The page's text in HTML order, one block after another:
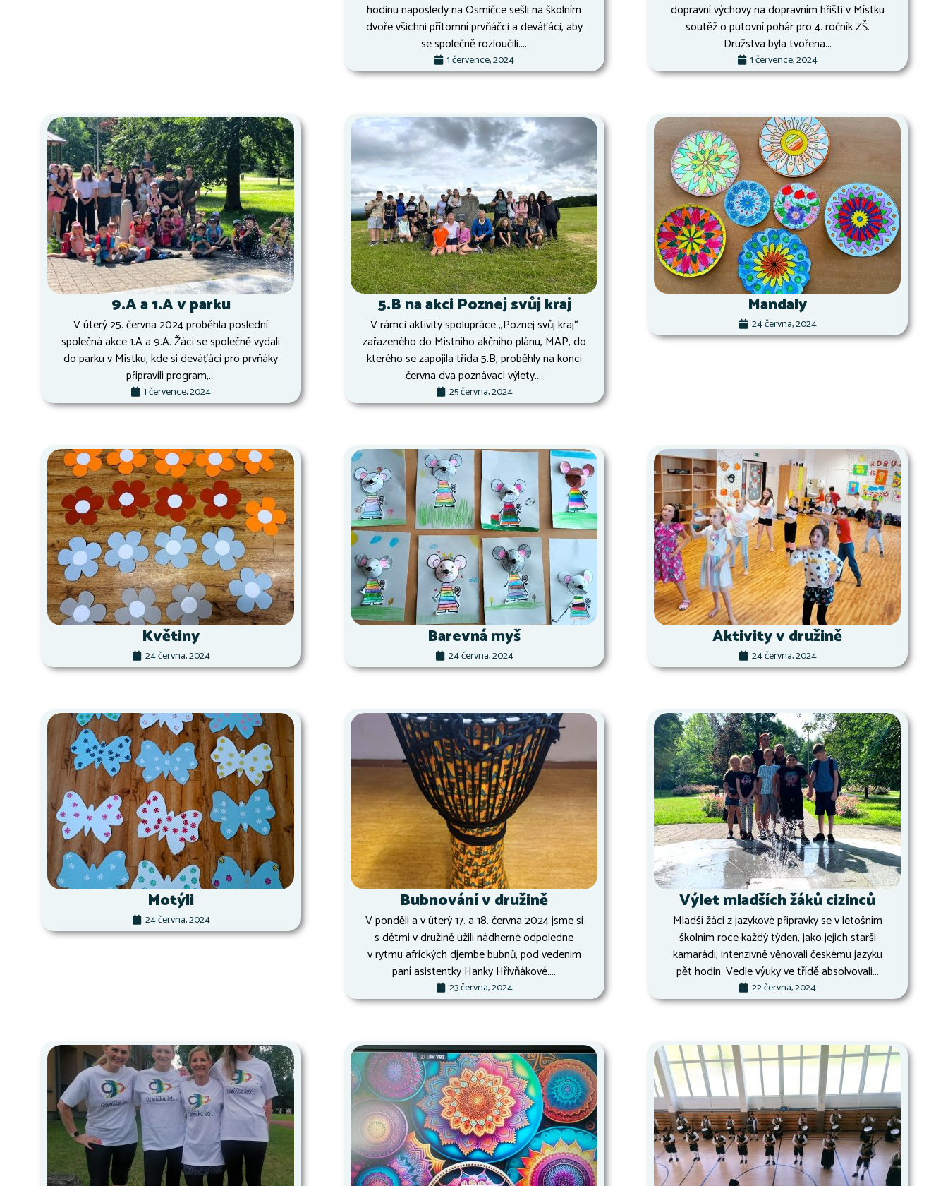
hodinu naposledy na Osmičce sešli na školním
dvoře všichni přítomní prvňáčci a deváťáci, aby
se společně rozloučili....
1 července, 2024
dopravní výchovy na dopravním hřišti v Místku
soutěž o putovní pohár pro 4. ročník ZŠ.
Družstva byla tvořena...
1 července, 2024
9.A a 1.A v parku
V úterý 25. června 2024 proběhla poslední
společná akce 1.A a 9.A. Žáci se společně vydali
do parku v Místku, kde si deváťáci pro prvňáky
připravili program,...
1 července, 2024
5.B na akci Poznej svůj kraj
V rámci aktivity spolupráce ,,Poznej svůj kraj“
zařazeného do Místního akčního plánu, MAP, do
kterého se zapojila třída 5.B, proběhly na konci
června dva poznávací výlety....
25 června, 2024
Mandaly
24 června, 2024
Květiny
24 června, 2024
Barevná myš
24 června, 2024
Aktivity v družině
24 června, 2024
Motýli
24 června, 2024
Bubnování v družině
V pondělí a v úterý 17. a 18. června 2024 jsme si
s dětmi v družině užili nádherné odpoledne
v rytmu afrických djembe bubnů, pod vedením
paní asistentky Hanky Hřivňákové....
23 června, 2024
Výlet mladších žáků cizinců
Mladší žáci z jazykové přípravky se v letošním
školním roce každý týden, jako jejich starší
kamarádi, intenzivně věnovali českému jazyku
pět hodin. Vedle výuky ve třídě absolvovali...
22 června, 2024